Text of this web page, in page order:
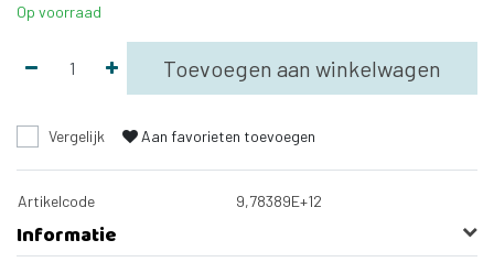
Op voorraad
Toevoegen aan winkelwagen
Vergelijk Aan favorieten toevoegen
Artikelcode 9,78389E+12
Informatie